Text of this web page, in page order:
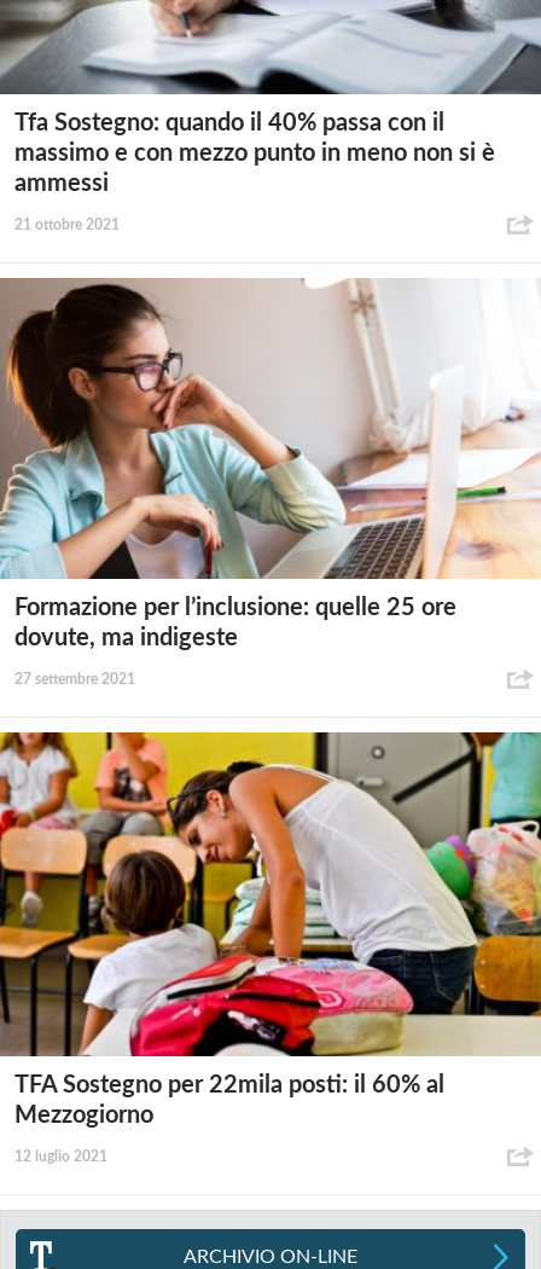
Tfa Sostegno: quando il 40% passa con il
massimo e con mezzo punto in meno non si è
ammessi
21 ottobre 2021
Formazione per l’inclusione: quelle 25 ore
dovute, ma indigeste
27 settembre 2021
TFA Sostegno per 22mila posti: il 60% al
Mezzogiorno
12 luglio 2021
ARCHIVIO ON-LINE